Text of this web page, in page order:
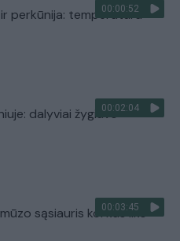
00:00:52
perkūnija: temperatūra
00:02:04
dalyviai žygiavo
00:03:45
sąsiauris kol kas liks